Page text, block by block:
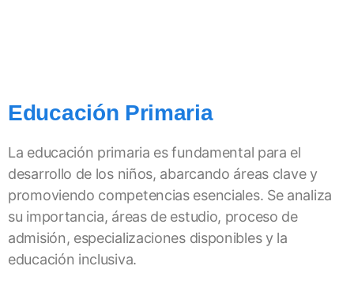
Educación Primaria
La educación primaria es fundamental para el
desarrollo de los niños, abarcando áreas clave y
promoviendo competencias esenciales. Se analiza
su importancia, áreas de estudio, proceso de
admisión, especializaciones disponibles y la
educación inclusiva.